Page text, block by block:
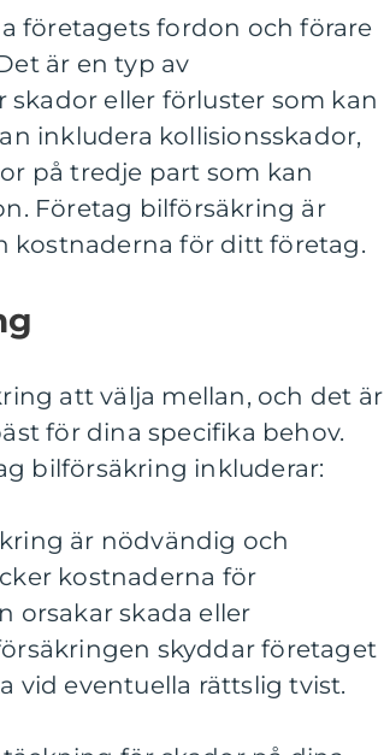
företagets fordon och förare
är en typ av
eller förluster som kan
inkludera kollisionsskador,
på tredje part som kan
Företag bilförsäkring är
kostnaderna för ditt företag.
att välja mellan, och det är
för dina specifika behov.
bilförsäkring inkluderar:
är nödvändig och
kostnaderna för
orsakar skada eller
skyddar företaget
vid eventuella rättslig tvist.